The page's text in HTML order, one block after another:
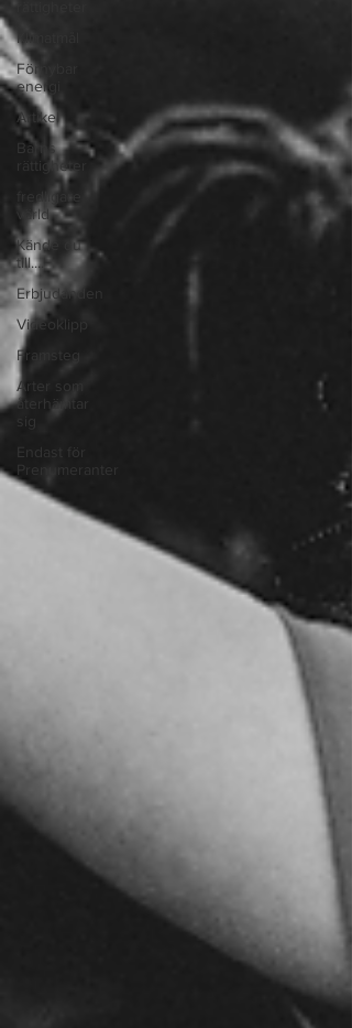
Klimatmål
Förnybar
energi
Artikel
Barns
rättigheter
fredligare
värld
Kände du
till....
Erbjudanden
Videoklipp
Framsteg
Arter som
återhämtar
Endast för